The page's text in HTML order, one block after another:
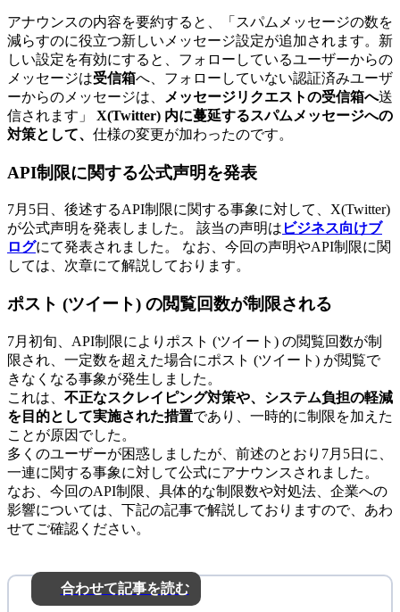
アナウンスの内容を要約すると、「スパムメッセージの数を
減らすのに役立つ新しいメッセージ設定が追加されます。新
しい設定を有効にすると、フォローしているユーザーからの
メッセージは受信箱へ、フォローしていない認証済みユーザ
ーからのメッセージは、
メッセージリクエストの受信箱へ送
信されます」 X(Twitter) 内に蔓延するスパムメッセージへの
対策として、 仕様の変更が加わったのです。
API制限に関する公式声明を発表
7月5日、後述するAPI制限に関する事象に対して、X(Twitter)
が公式声明を発表しました。 該当の声明は ビジネス向けブ
ログにて発表されました。 なお、今回の声明やAPI制限に関
しては、次章にて解説しております。
ポスト (ツイート) の閲覧回数が制限される
7月初旬、API制限によりポスト (ツイート) の閲覧回数が制
限され、一定数を超えた場合にポスト (ツイート) が閲覧で
きなくなる事象が発生しました。
これは、 不正なスクレイピング対策や、システム負担の軽減
を目的として実施された措置であり、一時的に制限を加えた
ことが原因でした。
多くのユーザーが困惑しましたが、前述のとおり7月5日に、
一連に関する事象に対して公式にアナウンスされました。
なお、今回のAPI制限、具体的な制限数や対処法、企業への
影響については、下記の記事で解説しておりますので、あわ
せてご確認ください。
合わせて記事を読む